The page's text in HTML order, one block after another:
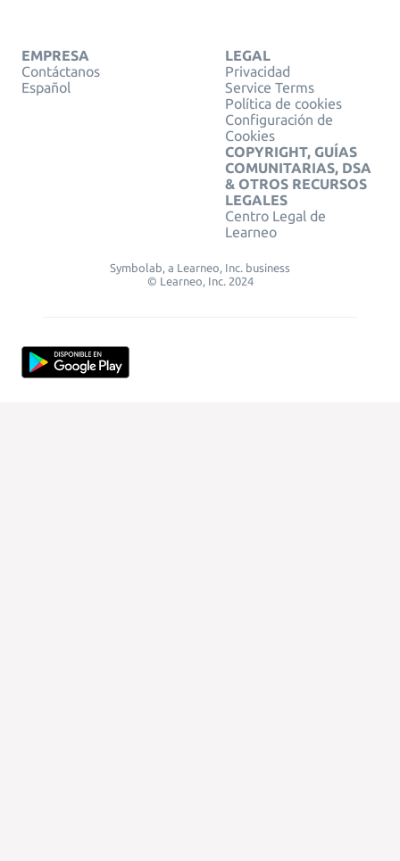
EMPRESA
Contáctanos
Español
LEGAL
Privacidad
Service Terms
Política de cookies
Configuración de
Cookies
COPYRIGHT, GUÍAS
COMUNITARIAS, DSA
& OTROS RECURSOS
LEGALES
Centro Legal de
Learneo
Symbolab, a Learneo, Inc. business
© Learneo, Inc. 2024